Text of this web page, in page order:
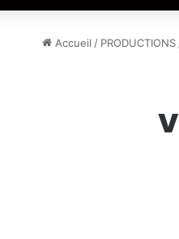
Accueil / PRODUCTIONS